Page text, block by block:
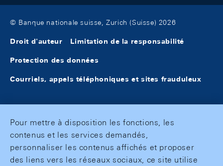
© Banque nationale suisse, Zurich (Suisse) 2026
Droit d'auteur Limitation de la responsabilité
Protection des données
Courriels, appels téléphoniques et sites frauduleux
Pour mettre à disposition les fonctions, les
contenus et les services demandés,
personnaliser les contenus affichés et proposer
des liens vers les réseaux sociaux, ce site utilise